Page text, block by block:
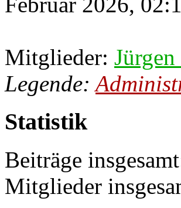
Mitglieder:
Legende:
Statistik
Beiträge
Mitglieder